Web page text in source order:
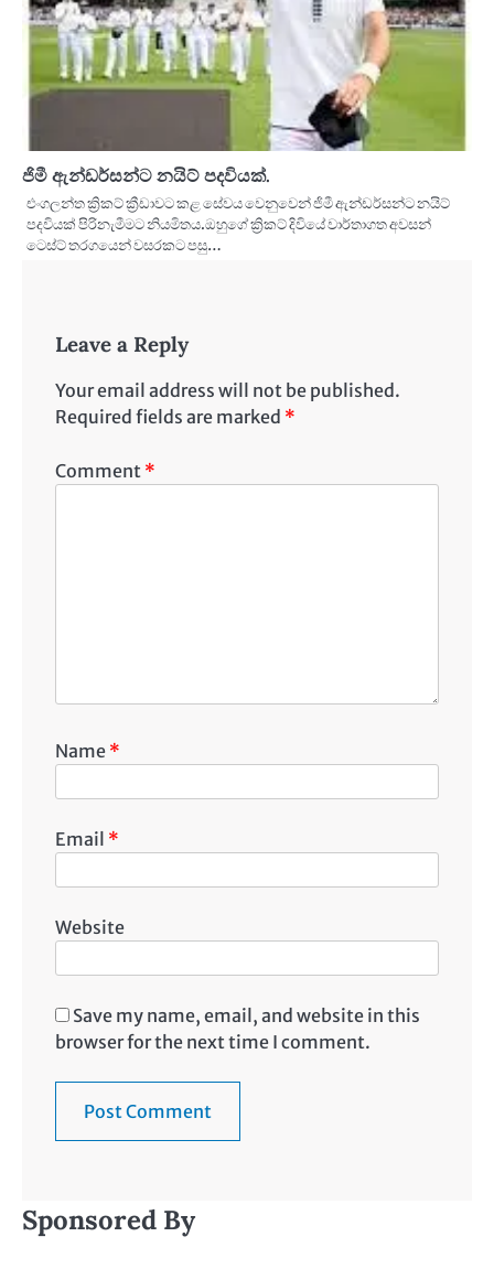
ජිමී ඇන්ඩර්සන්ට නයිට් පදවියක්.
එංගලන්ත ක්‍රිකට් ක්‍රීඩාවට කළ සේවය වෙනුවෙන් ජිමී ඇන්ඩර්සන්ට නයිට්
පදවියක් පිරිනැමීමට නියමිතය.ඔහුගේ ක්‍රිකට් දිවියේ වාර්තාගත අවසන්
ටෙස්ට් තරගයෙන් වසරකට පසු…
Leave a Reply
Your email address will not be published.
Required fields are marked *
Comment *
Name *
Email *
Website
Save my name, email, and website in this
browser for the next time I comment.
Sponsored By